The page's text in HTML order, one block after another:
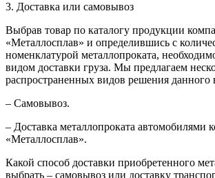
3. Доставка или самовывоз
Выбрав товар по каталогу продукции
«Металлосплав» и определившись с
номенклатурой металлопроката,
видом доставки груза. Мы предлагаем
распространенных видов решения данного
– Самовывоз.
– Доставка металлопроката автомобилями
«Металлосплав».
Какой способ доставки приобретенного
выбрать – самовывоз или доставку